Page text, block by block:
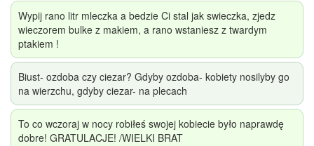
Wypij rano litr mleczka a bedzie Ci stal jak swieczka, zjedz
wieczorem bulke z makiem, a rano wstaniesz z twardym
ptakiem !
Biust- ozdoba czy ciezar? Gdyby ozdoba- kobiety nosilyby go
na wierzchu, gdyby ciezar- na plecach
To co wczoraj w nocy robiłeś swojej kobiecie było naprawdę
dobre! GRATULACJE! /WIELKI BRAT